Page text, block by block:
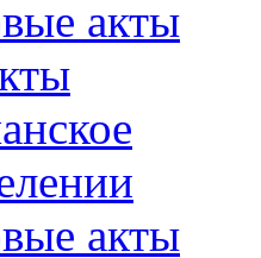
акты
акты